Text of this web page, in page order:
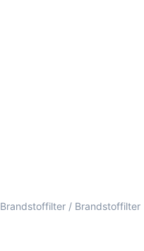
Brandstoffilter / Brandstoffilter